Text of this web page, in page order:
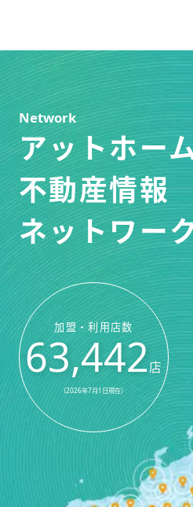
アットホー
不動産情報
ネットワー
Network
加盟・利用店数
63,442店
（2026年7月1日現在）